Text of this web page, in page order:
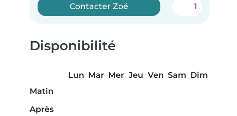
Contacter Zoë 1
Disponibilité
Lun Mar Mer Jeu Ven Sam Dim
Matin
Après